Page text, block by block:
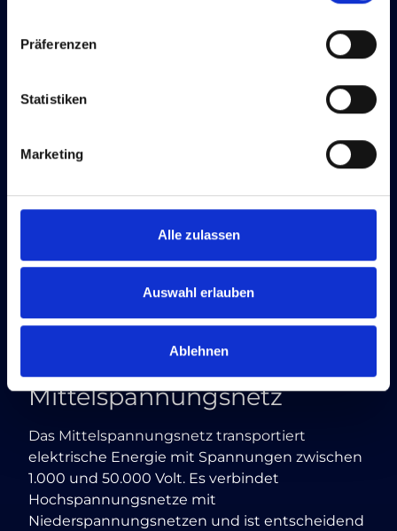
Präferenzen
Statistiken
Marketing
Alle zulassen
Auswahl erlauben
Ablehnen
Eine europäische Zulassung, die sicherstellt,
dass Messgeräte den gesetzlichen
Anforderungen an Messgenauigkeit und -
sicherheit entsprechen. Ohne MID-konforme
Messgeräte ist die korrekte Abrechnung von
Nach oben
Mittelspannungsnetz
Das Mittelspannungsnetz transportiert
elektrische Energie mit Spannungen zwischen
1.000 und 50.000 Volt. Es verbindet
Hochspannungsnetze mit
Niederspannungsnetzen und ist entscheidend